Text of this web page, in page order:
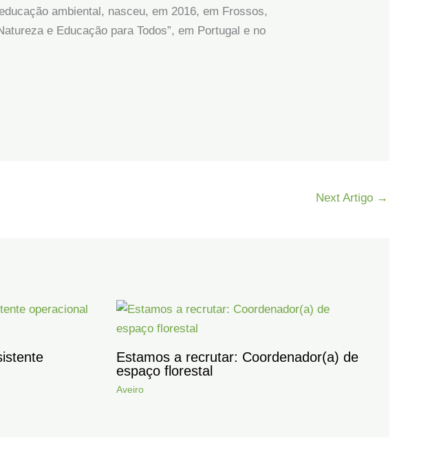
ambiental, nasceu, em 2016, em Frossos,
e Educação para Todos”, em Portugal e no
Next Artigo →
Estamos a recrutar: Coordenador(a) de
espaço florestal
Aveiro